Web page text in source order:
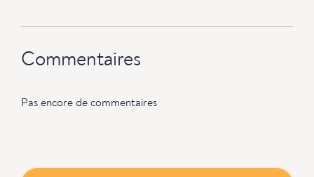
Commentaires
Pas encore de commentaires